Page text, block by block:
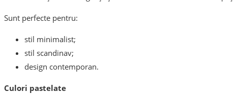
Sunt perfecte pentru:
stil minimalist;
stil scandinav;
design contemporan.
Culori pastelate